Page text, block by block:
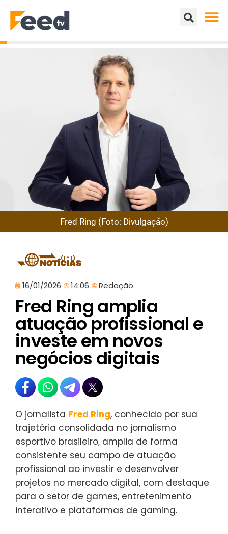
Fred Ring (Foto: Divulgação)
16/01/2026 14:06 Redação
Fred Ring amplia
atuação profissional e
investe em novos
negócios digitais
O jornalista Fred Ring, conhecido por sua
trajetória consolidada no jornalismo
esportivo brasileiro, amplia de forma
consistente seu campo de atuação
profissional ao investir e desenvolver
projetos no mercado digital, com destaque
para o setor de games, entretenimento
interativo e plataformas de gaming.